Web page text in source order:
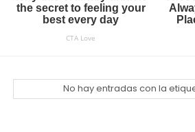
No hay entradas con la